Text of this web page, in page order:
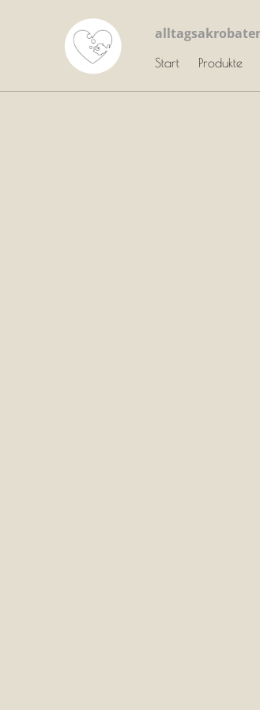
Start Produkte